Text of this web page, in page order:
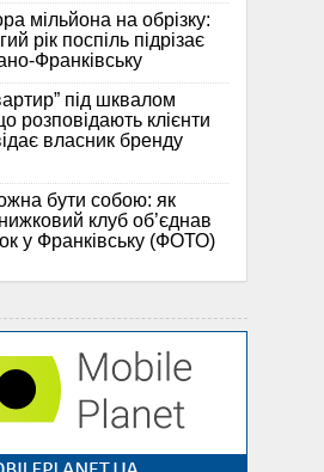
мільйона на обрізку:
рік поспіль підрізає
Франківську
під шквалом
розповідають клієнти
власник бренду
бути собою: як
клуб об’єднав
у Франківську (ФОТО)